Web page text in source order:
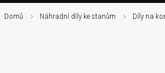
Domů / Náhradní díly ke stanům / Díly na